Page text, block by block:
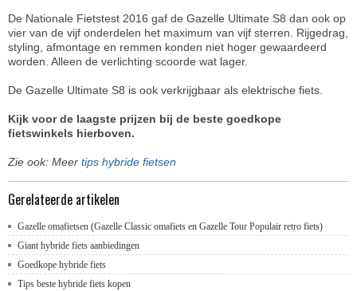
De Nationale Fietstest 2016 gaf de Gazelle Ultimate S8 dan ook op
vier van de vijf onderdelen het maximum van vijf sterren. Rijgedrag,
styling, afmontage en remmen konden niet hoger gewaardeerd
worden. Alleen de verlichting scoorde wat lager.
De Gazelle Ultimate S8 is ook verkrijgbaar als elektrische fiets.
Kijk voor de laagste prijzen bij de beste goedkope
fietswinkels hierboven.
Zie ook: Meer tips hybride fietsen
Gerelateerde artikelen
Gazelle omafietsen (Gazelle Classic omafiets en Gazelle Tour Populair retro fiets)
Giant hybride fiets aanbiedingen
Goedkope hybride fiets
Tips beste hybride fiets kopen